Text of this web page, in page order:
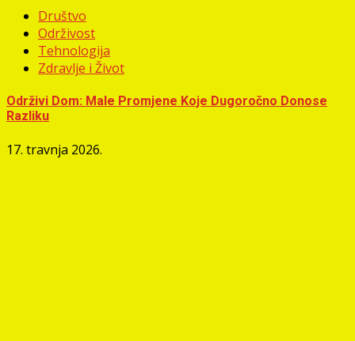
Društvo
Održivost
Tehnologija
Zdravlje i Život
Održivi Dom: Male Promjene Koje Dugoročno Donose
Razliku
17. travnja 2026.